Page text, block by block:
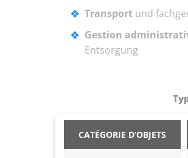
Transport und
Gestion
Entsorgung
CATÉGORIE D’OBJETS